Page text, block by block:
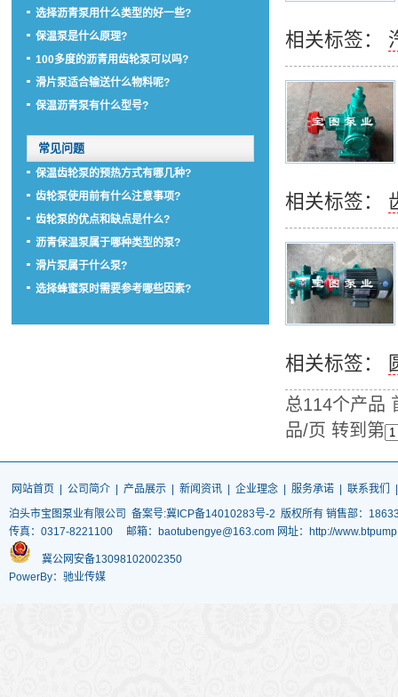
相关标签：
相关标签：
相关标签：
总114个产品
品/页 转到第
选择沥青泵用什么类型的好一些?
保温泵是什么原理?
100多度的沥青用齿轮泵可以吗?
滑片泵适合输送什么物料呢?
保温沥青泵有什么型号?
常见问题
保温齿轮泵的预热方式有哪几种?
齿轮泵使用前有什么注意事项?
齿轮泵的优点和缺点是什么?
沥青保温泵属于哪种类型的泵?
滑片泵属于什么泵?
选择蜂蜜泵时需要参考哪些因素?
网站首页 公司简介 产品展示 新闻资讯 企业理念 服务承诺 联系我们
泊头市宝图泵业有限公司
备案号:冀ICP备14010283号-2 版权所有 销售部：
传真：0317-8221100 邮箱：baotubengye@163.com 网址：http://
冀公网安备13098102002350
PowerBy：驰业传媒